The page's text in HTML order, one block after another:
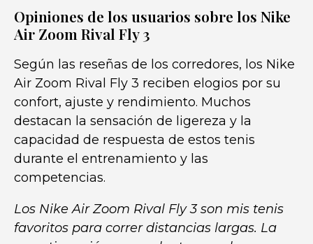
Opiniones de los usuarios sobre los Nike
Air Zoom Rival Fly 3
Según las reseñas de los corredores, los Nike
Air Zoom Rival Fly 3 reciben elogios por su
confort, ajuste y rendimiento. Muchos
destacan la sensación de ligereza y la
capacidad de respuesta de estos tenis
durante el entrenamiento y las
competencias.
Los Nike Air Zoom Rival Fly 3 son mis tenis
favoritos para correr distancias largas. La